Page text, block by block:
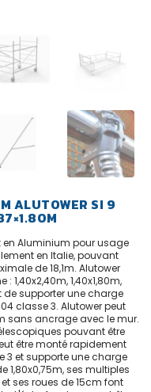
ALUTOWER SI 9
Aluminium pour usage
en Italie, pouvant
de 18,1m. Alutower
1,40x1,80m,
de supporter une charge
classe 3. Alutower peut
sans ancrage avec le mur.
pouvant être
être monté rapidement
3 et supporte une charge
1,80x0,75m, ses multiples
ses roues de 15cm font